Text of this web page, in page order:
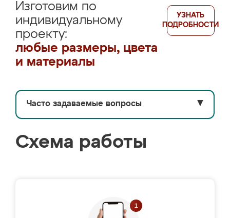
Изготовим по
индивидуальному
проекту:
любые размеры, цвета
и материалы
УЗНАТЬ
ПОДРОБНОСТИ
Часто задаваемые вопросы ▼
Схема работы